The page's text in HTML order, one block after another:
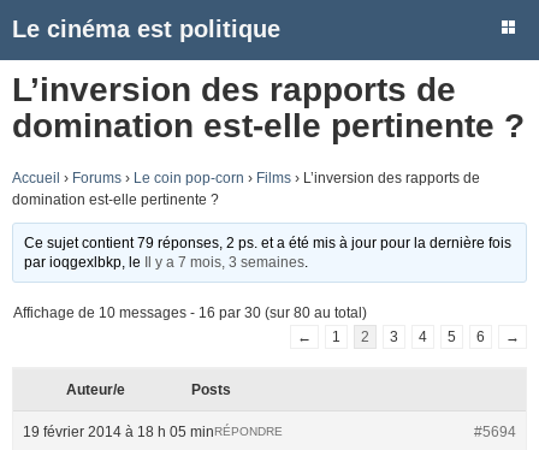
Le cinéma est politique
L’inversion des rapports de
domination est-elle pertinente ?
Accueil › Forums › Le coin pop-corn › Films › L’inversion des rapports de
domination est-elle pertinente ?
Ce sujet contient 79 réponses, 2 ps. et a été mis à jour pour la dernière fois
parioqgexlbkp , le Il y a 7 mois, 3 semaines
Affichage de 10 messages - 16 par 30 (sur 80 au total)
←
1 2 3 4 5 6 →
Auteur/e Posts
19 février 2014 à 18 h 05 min #5694
RÉPONDRE